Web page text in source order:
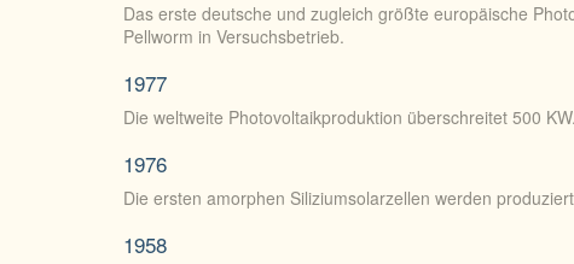
Das erste deutsche und zugleich größte europäische
Pellworm in Versuchsbetrieb.
1977
Die weltweite Photovoltaikproduktion überschreitet 500 KW.
1976
Die ersten amorphen Siliziumsolarzellen werden
1958